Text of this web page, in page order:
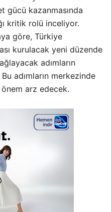
gücü kazanmasında
kritik rolü inceliyor.
göre, Türkiye
kurulacak yeni düzende
adımların
adımların merkezinde
arz edecek.